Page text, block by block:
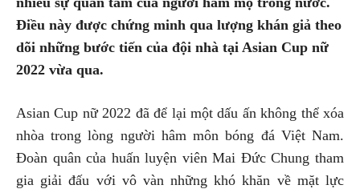
Điều này được chứng minh qua lượng khán giả theo
dõi những bước tiến của đội nhà tại Asian Cup nữ
2022 vừa qua.
Asian Cup nữ 2022 đã để lại một dấu ấn không thể xóa
nhòa trong lòng người hâm môn bóng đá Việt Nam.
Đoàn quân của huấn luyện viên Mai Đức Chung tham
gia giải đấu với vô vàn những khó khăn về mặt lực